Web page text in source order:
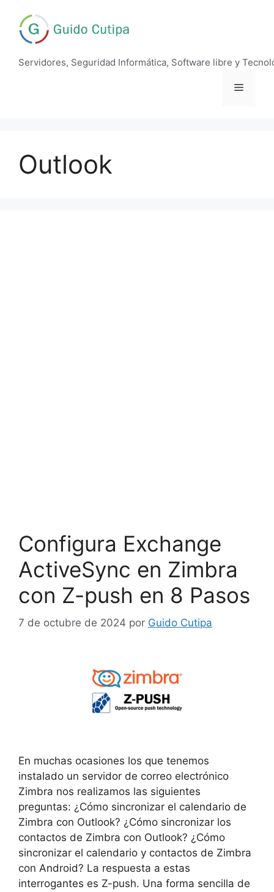
contenido
Servidores, Seguridad Informática, Software libre y
Menú
Outlook
Configura Exchange
ActiveSync en Zimbra
con Z-push en 8 Pasos
7 de octubre de 2024 por Guido Cutipa
En muchas ocasiones los que tenemos
instalado un servidor de correo electrónico
Zimbra nos realizamos las siguientes
preguntas: ¿Cómo sincronizar el calendario de
Zimbra con Outlook? ¿Cómo sincronizar los
contactos de Zimbra con Outlook? ¿Cómo
sincronizar el calendario y contactos de Zimbra
con Android? La respuesta a estas
interrogantes es Z-push. Una forma sencilla de